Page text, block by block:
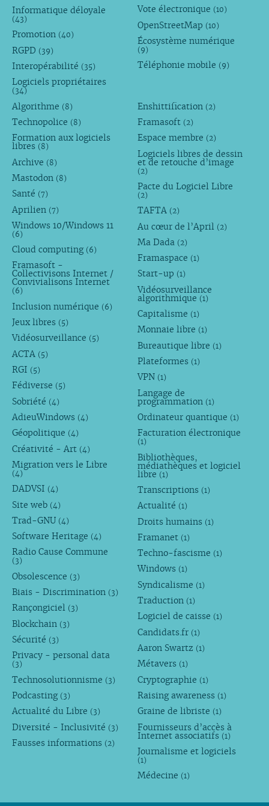
Informatique déloyale
(43)
Promotion (40)
RGPD (39)
Interopérabilité (35)
Logiciels propriétaires
(34)
Vote électronique (10)
OpenStreetMap (10)
Écosystème numérique
(9)
Téléphonie mobile (9)
Algorithme (8)
Technopolice (8)
Formation aux logiciels
libres (8)
Archive (8)
Mastodon (8)
Santé (7)
Aprilien (7)
Windows 10/Windows 11
(6)
Cloud computing (6)
Framasoft -
Collectivisons Internet /
Convivialisons Internet
(6)
Inclusion numérique (6)
Jeux libres (5)
Vidéosurveillance (5)
ACTA (5)
RGI (5)
Fédiverse (5)
Sobriété (4)
AdieuWindows (4)
Géopolitique (4)
Créativité - Art (4)
Migration vers le Libre
(4)
DADVSI (4)
Site web (4)
Trad-GNU (4)
Software Heritage (4)
Radio Cause Commune
(3)
Obsolescence (3)
Biais - Discrimination (3)
Rançongiciel (3)
Blockchain (3)
Sécurité (3)
Privacy - personal data
(3)
Technosolutionnisme (3)
Podcasting (3)
Actualité du Libre (3)
Diversité - Inclusivité (3)
Fausses informations (2)
Enshittification (2)
Framasoft (2)
Espace membre (2)
Logiciels libres de dessin
et de retouche d’image
(2)
Pacte du Logiciel Libre
(2)
TAFTA (2)
Au cœur de l’April (2)
Ma Dada (2)
Framaspace (1)
Start-up (1)
Vidéosurveillance
algorithmique (1)
Capitalisme (1)
Monnaie libre (1)
Bureautique libre (1)
Plateformes (1)
VPN (1)
Langage de
programmation (1)
Ordinateur quantique (1)
Facturation électronique
(1)
Bibliothèques,
médiathèques et logiciel
libre (1)
Transcriptions (1)
Actualité (1)
Droits humains (1)
Framanet (1)
Techno-fascisme (1)
Windows (1)
Syndicalisme (1)
Traduction (1)
Logiciel de caisse (1)
Candidats.fr (1)
Aaron Swartz (1)
Métavers (1)
Cryptographie (1)
Raising awareness (1)
Graine de libriste (1)
Fournisseurs d’accès à
Internet associatifs (1)
Journalisme et logiciels
(1)
Médecine (1)